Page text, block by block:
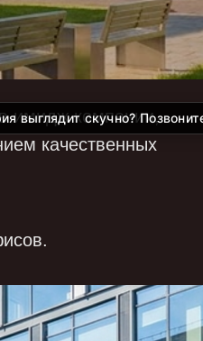
имидж компании,
качественных